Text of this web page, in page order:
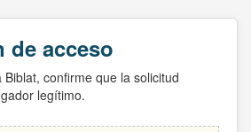
de acceso
confirme que la solicitud
legítimo.